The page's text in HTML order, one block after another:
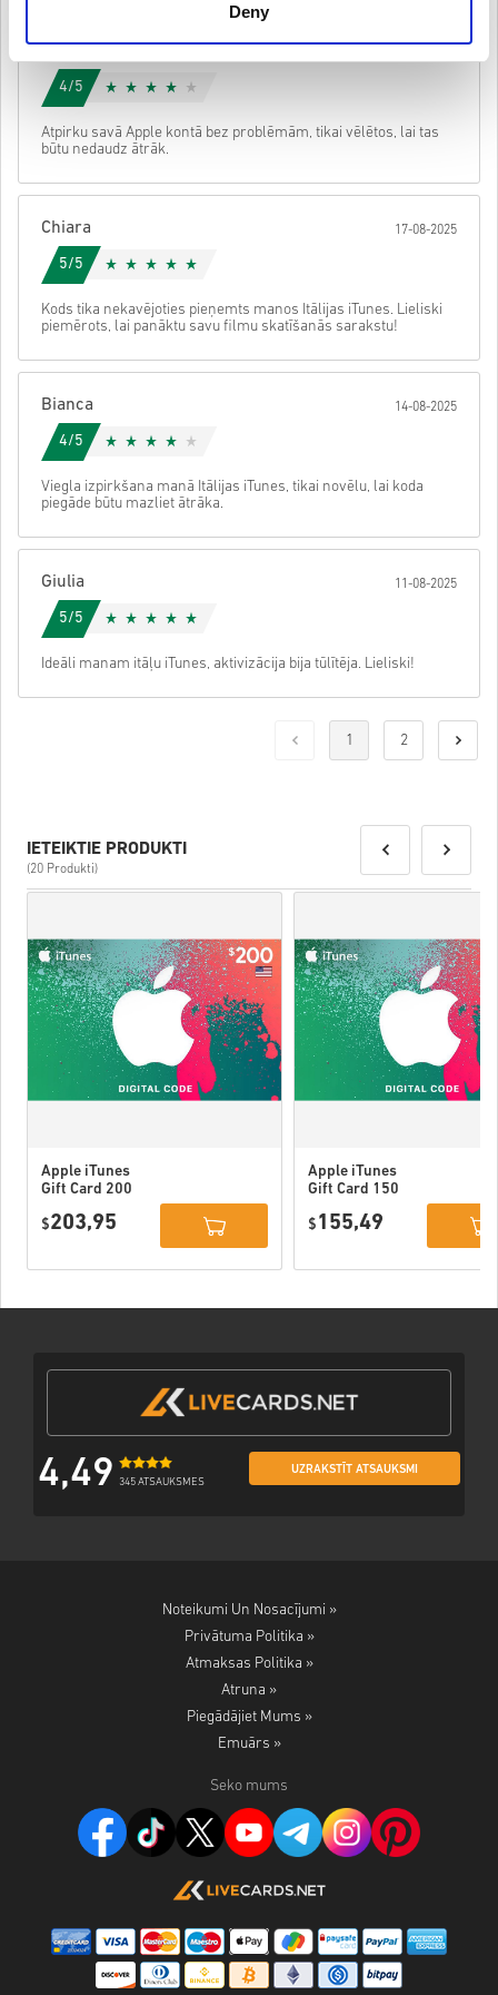
Deny
• Izvēlies produktu
• Izvēlies sev vēlamo maksājuma veidu
• Pabeidz pasūtījumu
Pēc tam saņemsi e-pastu ar drošu saiti, lai piekļūtu savam kodam.
• Lejupielādējams saturs vai DLC produkti — lai spēlētu šo
Atcelt Sūtīt
4/5
Atpirku savā Apple kontā bez problēmām, tikai vēlētos, lai tas
būtu nedaudz ātrāk.
Chiara 17-08-2025
5/5
Kods tika nekavējoties pieņemts manos Itālijas iTunes. Lieliski
piemērots, lai panāktu savu filmu skatīšanās sarakstu!
Bianca 14-08-2025
4/5
Viegla izpirkšana manā Itālijas iTunes, tikai novēlu, lai koda
piegāde būtu mazliet ātrāka.
Giulia 11-08-2025
5/5
Ideāli manam itāļu iTunes, aktivizācija bija tūlītēja. Lieliski!
1 2
IETEIKTIE PRODUKTI
(20 Produkti)
Apple iTunes
Gift Card 200
$203,95
Apple iTunes
Gift Card 150
$ 155,49
4,49 345 ATSAUKSMES
UZRAKSTĪT ATSAUKSMI
Noteikumi Un Nosacījumi »
Privātuma Politika »
Atmaksas Politika »
Atruna »
Piegādājiet Mums »
Emuārs »
Seko mums